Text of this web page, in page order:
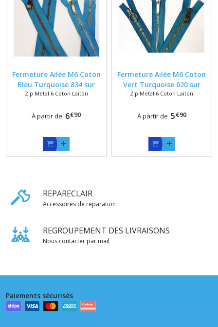
Fermeture Ailée M6 Coton
Bleu Turquoise 834 sur
Mesure 55 Max + Finition
Zip Metal 6 Coton Laiton
À partir de 6€90
Fermeture Ailée M6 Coton
Vert Turquoise 020 sur
Mesure 55 Max + Finition
Zip Metal 6 Coton Laiton
À partir de 5€90
REPARECLAIR
Accessoires de reparation
REGROUPEMENT DES LIVRAISONS
Nous contacter par mail
Paiements sécurisés